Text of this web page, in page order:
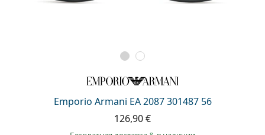
Emporio Armani EA 2087 301487 56
126,90 €